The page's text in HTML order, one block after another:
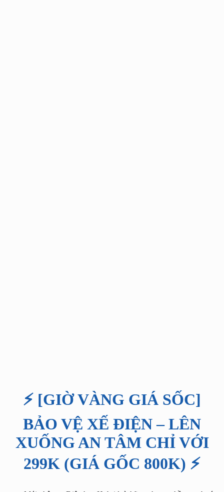
⚡ [GIỜ VÀNG GIÁ SỐC]
BẢO VỆ XẾ ĐIỆN – LÊN
XUỐNG AN TÂM CHỈ VỚI
299K (GIÁ GỐC 800K) ⚡